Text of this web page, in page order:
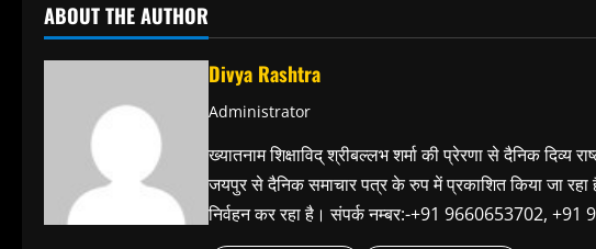
ABOUT THE AUTHOR
Divya Rashtra
Administrator
ख्यातनाम शिक्षाविद् श्रीबल्लभ शर्मा की प्रेरणा से दैनिक
जयपुर से दैनिक समाचार पत्र के रुप में प्रकाशित किया जा रहा
निर्वहन कर रहा है। संपर्क नम्बर:-+91 9660653702,